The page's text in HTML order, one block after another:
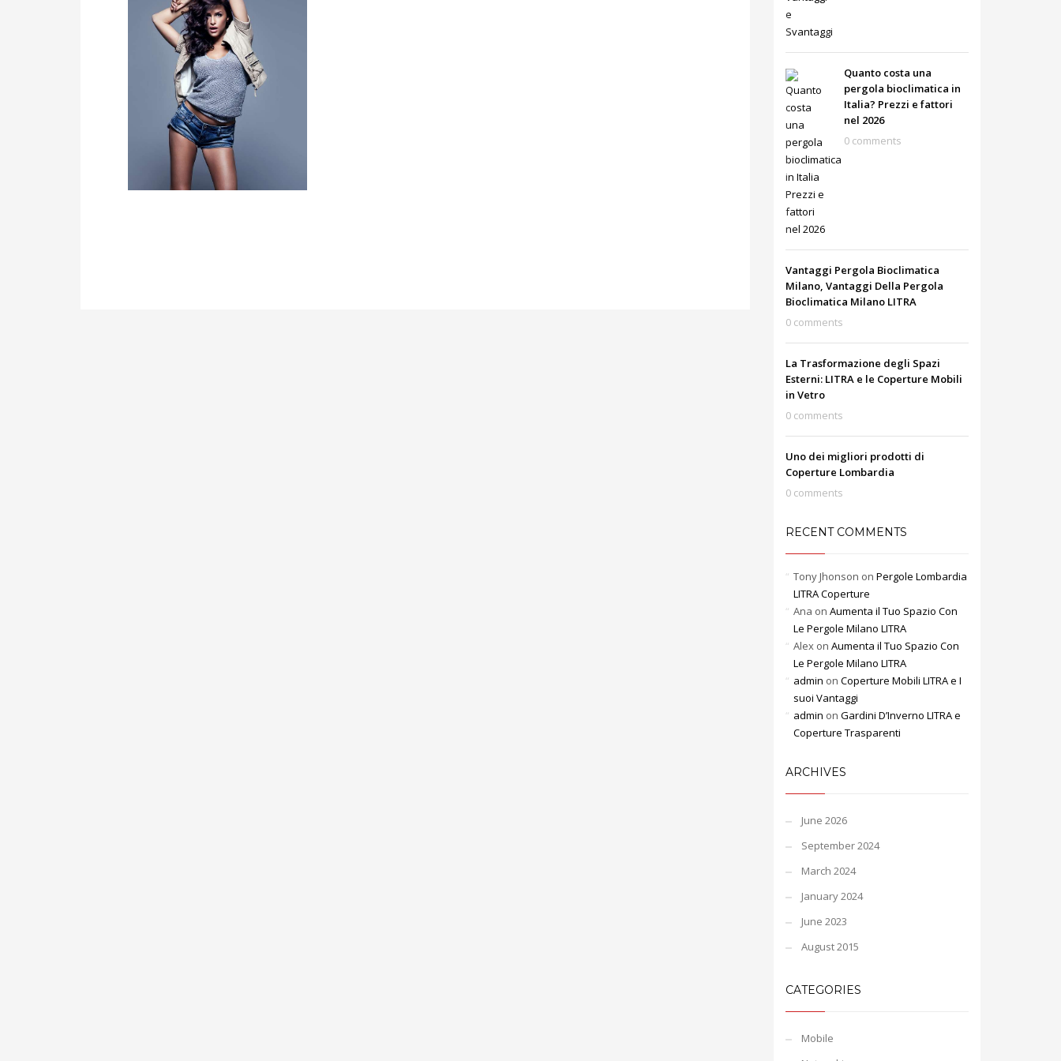
Quanto costa una
pergola bioclimatica in
Italia? Prezzi e fattori
nel 2026
0 comments
Vantaggi Pergola Bioclimatica
Milano, Vantaggi Della Pergola
Bioclimatica Milano LITRA
0 comments
La Trasformazione degli Spazi
Esterni: LITRA e le Coperture Mobili
in Vetro
0 comments
Uno dei migliori prodotti di
Coperture Lombardia
0 comments
RECENT COMMENTS
Tony Jhonson on Pergole Lombardia
LITRA Coperture
Ana on Aumenta il Tuo Spazio Con
Le Pergole Milano LITRA
Alexon Aumenta il Tuo Spazio Con
Le Pergole Milano LITRA
admin on Coperture Mobili LITRA e I
suoi Vantaggi
admin on Gardini D’Inverno LITRA e
Coperture Trasparenti
ARCHIVES
June 2026
September 2024
March 2024
January 2024
June 2023
August 2015
CATEGORIES
Mobile